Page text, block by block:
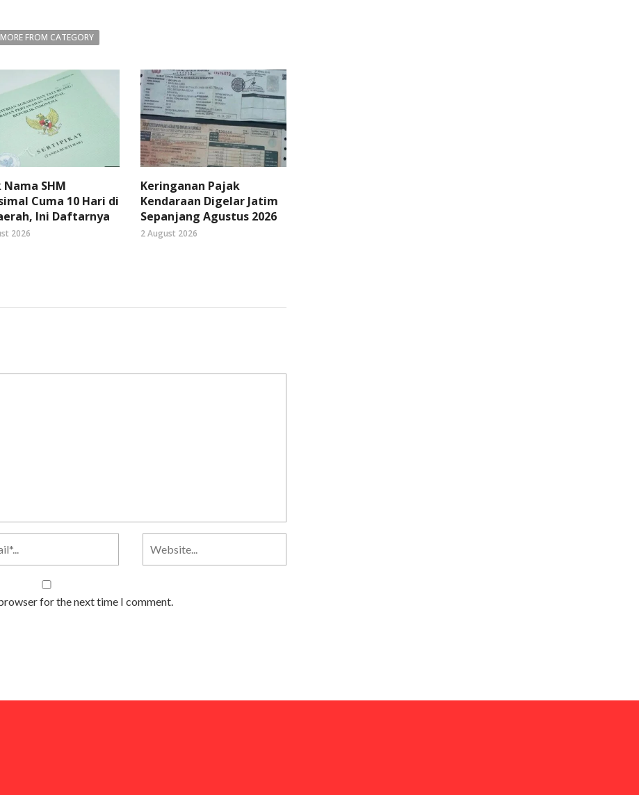
MORE FROM CATEGORY
Nama SHM
Cuma 10 Hari di
Ini Daftarnya
2026
Keringanan Pajak
Kendaraan Digelar Jatim
Sepanjang Agustus 2026
2 August 2026
for the next time I comment.